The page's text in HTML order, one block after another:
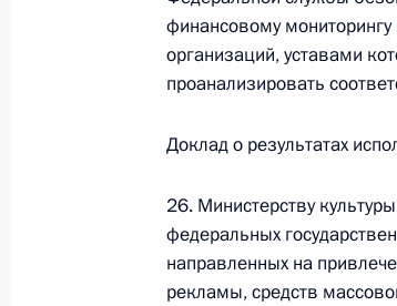
Все
Дата вступления в силу...
Официальный портал правовой
финансовому
организаций, уставами
проанализировать
Доклад о результатах
26. Министерству
федеральных
направленных на
рекламы, средств